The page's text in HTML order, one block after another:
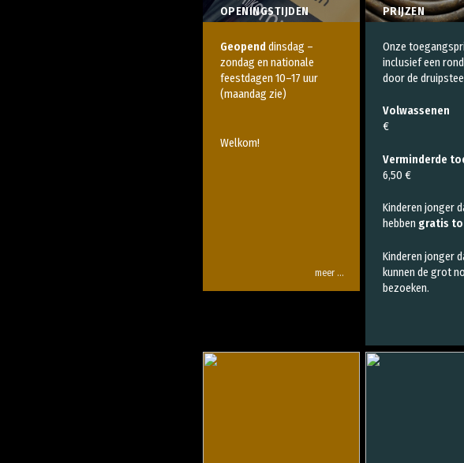
OPENINGSTIJDEN
Geopend dinsdag –
zondag en nationale
feestdagen 10–17 uur
(maandag zie)
Welkom!
meer …
PRIJZEN
Onze
inclusief een
door de
Volwassenen
€
Verminderde
6,50 €
Kinderen jonger
hebben gratis
Kinderen jonger
kunnen de grot
bezoeken.